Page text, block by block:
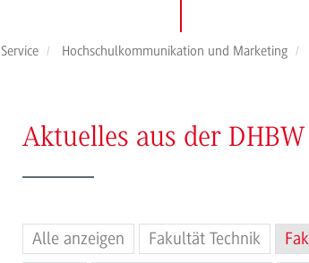
Service Hochschulkommunikation und Marketing
Aktuelles aus der
Alle anzeigen Fakultät Technik